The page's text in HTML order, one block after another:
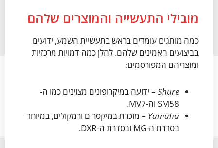
מובילי התעשייה והמוצרים שלהם
כמה מותגים עומדים בראש בתעשיית השמע, ידועים
בביצועים האמינים שלהם. להלן כמה דמויות מרכזיות
ומוצריהם המפורסמים:
Shure – ידועה במיקרופונים מצוינים כמו ה-
SM58 וה-MV7.
Yamaha – מוכרת במיקסרים ורמקולים, במיוחד
בסדרת ה-MG ובסדרת ה-DXR.